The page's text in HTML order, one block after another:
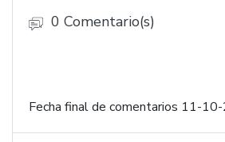
0 Comentario(s)
Fecha final de comentarios 11-